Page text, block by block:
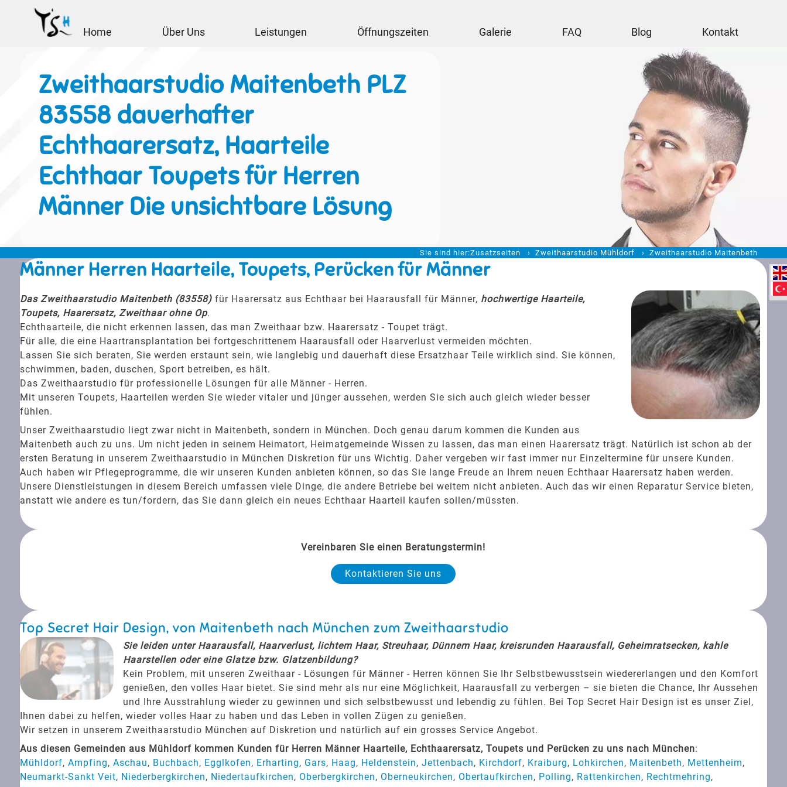
Home Über Uns Leistungen Öffnungszeiten Galerie FAQ Blog Kontakt
Zweithaarstudio Maitenbeth PLZ
83558 dauerhafter
Echthaarersatz, Haarteile
Echthaar Toupets für Herren
Männer Die unsichtbare Lösung
Sie sind hier:Zusatzseiten Zweithaarstudio Mühldorf Zweithaarstudio Maitenbeth
Männer Herren Haarteile, Toupets, Perücken für Männer
Das Zweithaarstudio Maitenbeth (83558)für Haarersatz aus Echthaar bei Haarausfall für Männer, hochwertige Haarteile,
Toupets, Haarersatz, Zweithaar ohne Op.
Echthaarteile, die nicht erkennen lassen, das man Zweithaar bzw. Haarersatz - Toupet trägt.
Für alle, die eine Haartransplantation bei fortgeschrittenem Haarausfall oder Haarverlust vermeiden möchten.
Lassen Sie sich beraten, Sie werden erstaunt sein, wie langlebig und dauerhaft diese Ersatzhaar Teile wirklich sind. Sie können,
schwimmen, baden, duschen, Sport betreiben, es hält.
Das Zweithaarstudio für professionelle Lösungen für alle Männer - Herren.
Mit unseren Toupets, Haarteilen werden Sie wieder vitaler und jünger aussehen, werden Sie sich auch gleich wieder besser
fühlen.
Unser Zweithaarstudio liegt zwar nicht in Maitenbeth, sondern in München. Doch genau darum kommen die Kunden aus
Maitenbeth auch zu uns. Um nicht jeden in seinem Heimatort, Heimatgemeinde Wissen zu lassen, das man einen Haarersatz trägt. Natürlich ist schon ab der
ersten Beratung in unserem Zweithaarstudio in München Diskretion für uns Wichtig. Daher vergeben wir fast immer nur Einzeltermine für unsere Kunden.
Auch haben wir Pflegeprogramme, die wir unseren Kunden anbieten können, so das Sie lange Freude an Ihrem neuen Echthaar Haarersatz haben werden.
Unsere Dienstleistungen in diesem Bereich umfassen viele Dinge, die andere Betriebe bei weitem nicht anbieten. Auch das wir einen Reparatur Service bieten,
anstatt wie andere es tun/fordern, das Sie dann gleich ein neues Echthaar Haarteil kaufen sollen/müssten.
Vereinbaren Sie einen Beratungstermin!
Kontaktieren Sie uns
Top Secret Hair Design, von Maitenbeth nach München zum Zweithaarstudio
Sie leiden unter Haarausfall, Haarverlust, lichtem Haar, Streuhaar, Dünnem Haar, kreisrunden Haarausfall, Geheimratsecken, kahle
Haarstellen oder eine Glatze bzw. Glatzenbildung?
Kein Problem, mit unseren Zweithaar - Lösungen für Männer - Herren können Sie Ihr Selbstbewusstsein wiedererlangen und den Komfort
genießen, den volles Haar bietet. Sie sind mehr als nur eine Möglichkeit, Haarausfall zu verbergen – sie bieten die Chance, Ihr Aussehen
und Ihre Ausstrahlung wieder zu gewinnen und sich selbstbewusst und lebendig zu fühlen. Bei Top Secret Hair Design ist es unser Ziel,
Ihnen dabei zu helfen, wieder volles Haar zu haben und das Leben in vollen Zügen zu genießen.
Wir setzen in unserem Zweithaarstudio München auf Diskretion und natürlich auf ein grosses Service Angebot.
Aus diesen Gemeinden aus Mühldorf kommen Kunden für Herren Männer Haarteile, Echthaarersatz, Toupets und Perücken zu uns nach München:
Mühldorf, Ampfing, Aschau, Buchbach, Egglkofen, Erharting, Gars, Haag, Heldenstein, Jettenbach, Kirchdorf, Kraiburg, Lohkirchen, Maitenbeth, Mettenheim,
Neumarkt-Sankt Veit, Niederbergkirchen, Niedertaufkirchen, Oberbergkirchen, Oberneukirchen, Obertaufkirchen, Polling, Rattenkirchen, Rechtmehring,